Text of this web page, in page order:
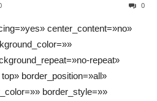
0
center_content=»no»
repeat»
border_position=»all»
border_style=»»